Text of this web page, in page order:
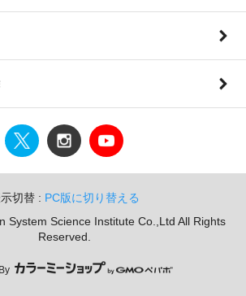
切替 : PC版に切り替える
System Science Institute Co.,Ltd All Rights
Reserved.